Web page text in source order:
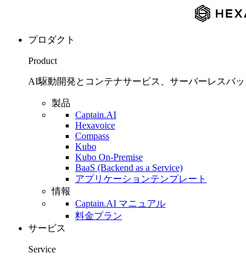
プロダクト
Product
AI駆動開発とコンテナサービス、サーバーレスバ
製品
Captain.AI
Hexavoice
Compass
Kubo
Kubo On-Premise
BaaS (Backend as a Service)
アプリケーションテンプレート
情報
Captain.AI マニュアル
料金プラン
サービス
Service